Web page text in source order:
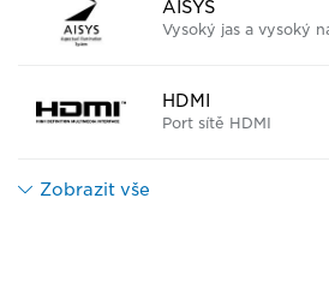
AISYS
Vysoký jas a vysoký
HDMI
Port sítě HDMI
Zobrazit vše